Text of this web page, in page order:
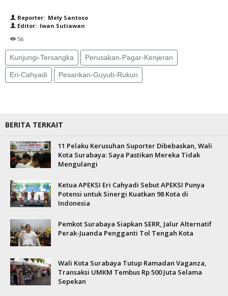
Reporter: Mely Santoso
Editor: Iwan Sutiawan
56
Kunjungi-Tersangka Perusakan-Pagar-Kenjeran
Eri-Cahyadi Pesankan-Guyub-Rukun
BERITA TERKAIT
11 Pelaku Kerusuhan Suporter Dibebaskan, Wali
Kota Surabaya: Saya Pastikan Mereka Tidak
Mengulangi
Ketua APEKSI Eri Cahyadi Sebut APEKSI Punya
Potensi untuk Sinergi Kuatkan 98 Kota di
Indonesia
Pemkot Surabaya Siapkan SERR, Jalur Alternatif
Perak-Juanda Pengganti Tol Tengah Kota
Wali Kota Surabaya Tutup Ramadan Vaganza,
Transaksi UMKM Tembus Rp 500 Juta Selama
Sepekan